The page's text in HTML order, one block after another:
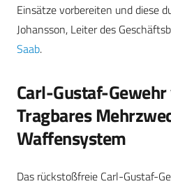
Einsätze vorbereiten und diese
Johansson, Leiter des
Saab.
Carl-Gustaf-Gewehr
Tragbares
Waffensystem
Das rückstoßfreie Carl-Gustaf-